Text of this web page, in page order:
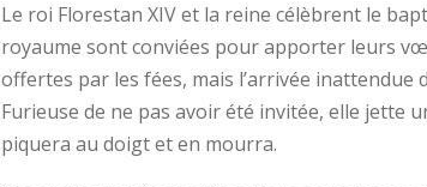
Le roi Florestan XIV et la reine célèbrent le
royaume sont conviées pour apporter leurs
offertes par les fées, mais l’arrivée inattendue
Furieuse de ne pas avoir été invitée, elle jette
piquera au doigt et en mourra.